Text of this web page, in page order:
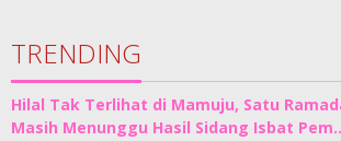
TRENDING
Hilal Tak Terlihat di Mamuju, Satu
Masih Menunggu Hasil Sidang Isbat